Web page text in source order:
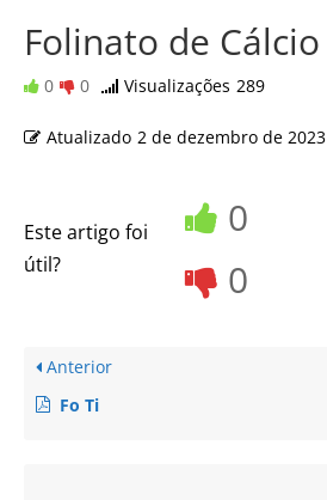
Folinato de Cálcio
0 0 Visualizações 289
Atualizado 2 de dezembro de 2023
Este artigo foi
útil?
0
0
Anterior
Fo Ti